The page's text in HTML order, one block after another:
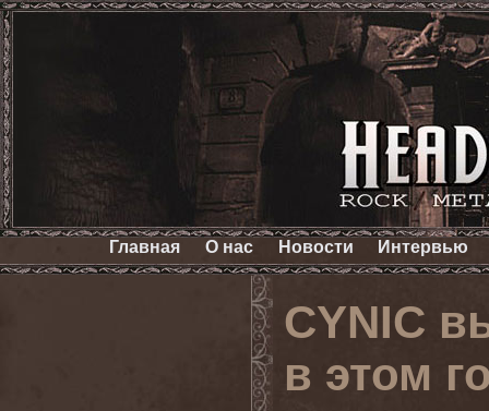
Главная О нас Новости Интервью
CYNIC
в этом